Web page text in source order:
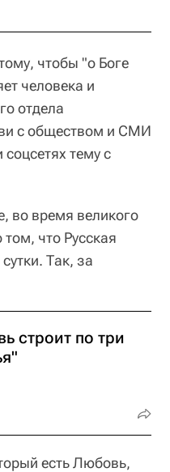
чтобы "о Боге
человека и
отдела
с обществом и СМИ
тему с
во время великого
что Русская
Так, за
строит по три
есть Любовь,